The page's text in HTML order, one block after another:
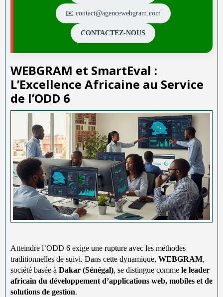
✉️ contact@agencewebgram.com
CONTACTEZ-NOUS
WEBGRAM et SmartEval :
L’Excellence Africaine au Service
de l’ODD 6
Atteindre l’ODD 6 exige une rupture avec les méthodes
traditionnelles de suivi. Dans cette dynamique, WEBGRAM,
société basée à Dakar (Sénégal), se distingue comme le leader
africain du développement d’applications web, mobiles et de
solutions de gestion.